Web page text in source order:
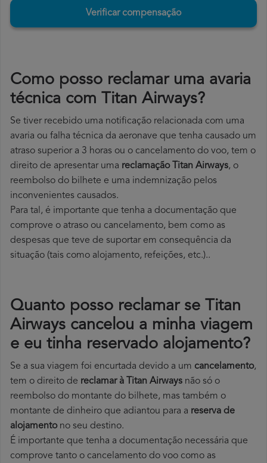
Verificar compensação
Como posso reclamar uma avaria
técnica com Titan Airways?
Se tiver recebido uma notificação relacionada com uma
avaria ou falha técnica da aeronave que tenha causado um
atraso superior a 3 horas ou o cancelamento do voo, tem o
direito de apresentar uma reclamação Titan Airways, o
reembolso do bilhete e uma indemnização pelos
inconvenientes causados.
Para tal, é importante que tenha a documentação que
comprove o atraso ou cancelamento, bem como as
despesas que teve de suportar em consequência da
situação (tais como alojamento, refeições, etc.)..
Quanto posso reclamar se Titan
Airways cancelou a minha viagem
e eu tinha reservado alojamento?
Se a sua viagem foi encurtada devido a um cancelamento,
tem o direito de reclamar à Titan Airways não só o
reembolso do montante do bilhete, mas também o
montante de dinheiro que adiantou para a reserva de
alojamentono seu destino.
É importante que tenha a documentação necessária que
comprove tanto o cancelamento do voo como as